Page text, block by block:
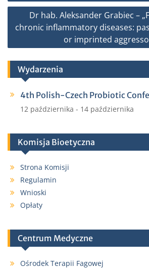
k Dr hab. Aleksander Grabiec –
chronic inflammatory diseases:
or imprinted
Wydarzenia
4th Polish-Czech Probiotic
12 października - 14 października
Komisja Bioetyczna
Strona Komisji
Regulamin
Wnioski
Opłaty
Centrum Medyczne
Ośrodek Terapii Fagowej